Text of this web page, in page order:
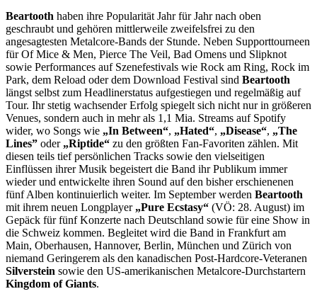
Beartooth haben ihre Popularität Jahr für Jahr nach oben
geschraubt und gehören mittlerweile zweifelsfrei zu den
angesagtesten Metalcore-Bands der Stunde. Neben Supporttourneen
für Of Mice & Men, Pierce The Veil, Bad Omens und Slipknot
sowie Performances auf Szenefestivals wie Rock am Ring, Rock im
Park, dem Reload oder dem Download Festival sind Beartooth
längst selbst zum Headlinerstatus aufgestiegen und regelmäßig auf
Tour. Ihr stetig wachsender Erfolg spiegelt sich nicht nur in größeren
Venues, sondern auch in mehr als 1,1 Mia. Streams auf Spotify
wider, wo Songs wie „In Between“, „Hated“, „Disease“, „The
Lines” oder„Riptide“ zu den größten Fan-Favoriten zählen. Mit
diesen teils tief persönlichen Tracks sowie den vielseitigen
Einflüssen ihrer Musik begeistert die Band ihr Publikum immer
wieder und entwickelte ihren Sound auf den bisher erschienenen
fünf Alben kontinuierlich weiter. Im September werden Beartooth
mit ihrem neuen Longplayer „Pure Ecstasy“ (VÖ: 28. August) im
Gepäck für fünf Konzerte nach Deutschland sowie für eine Show in
die Schweiz kommen. Begleitet wird die Band in Frankfurt am
Main, Oberhausen, Hannover, Berlin, München und Zürich von
niemand Geringerem als den kanadischen Post-Hardcore-Veteranen
Silverstein sowie den US-amerikanischen Metalcore-Durchstartern
Kingdom of Giants.